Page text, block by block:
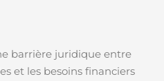
barrière juridique entre
et les besoins financiers